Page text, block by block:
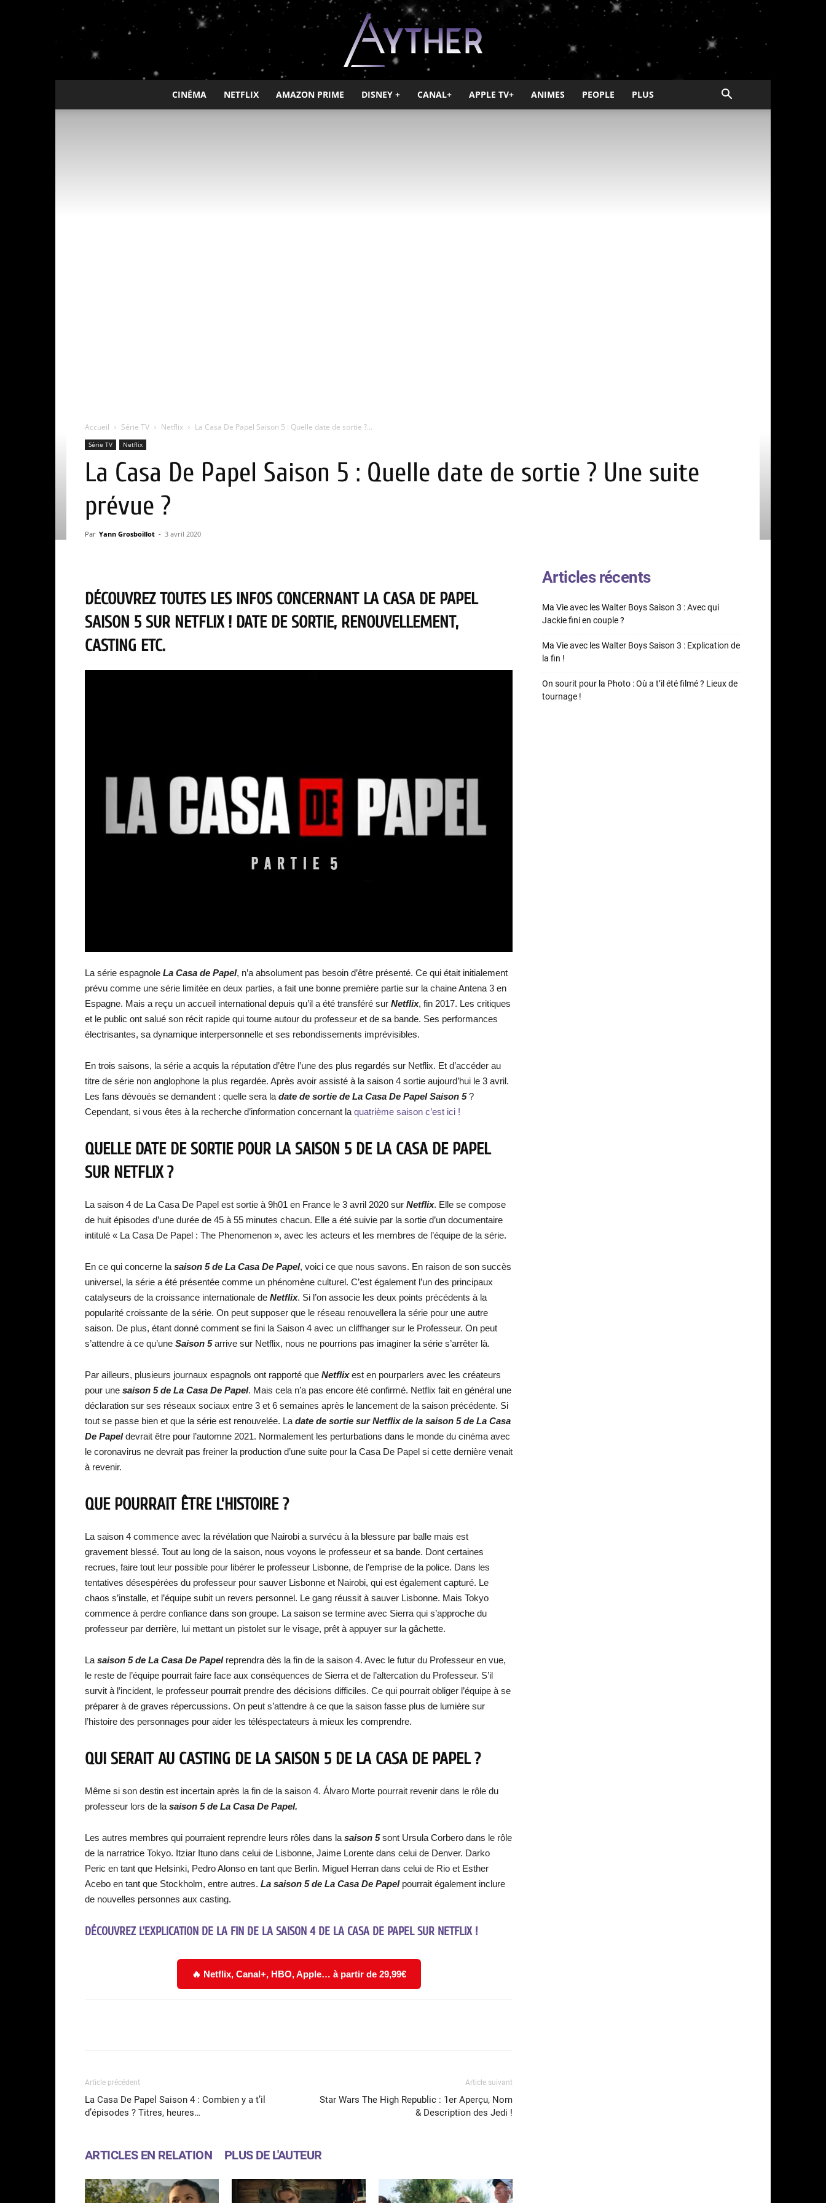
Ayther
CINÉMA NETFLIX AMAZON PRIME DISNEY + CANAL+ APPLE TV+ ANIMES PEOPLE PLUS
Accueil Série TV Netflix La Casa De Papel Saison 5 : Quelle date de sortie ?...
Série TV Netflix
La Casa De Papel Saison 5 : Quelle date de sortie ? Une suite
prévue ?
Par Yann Grosboillot - 3 avril 2020
DÉCOUVREZ TOUTES LES INFOS CONCERNANT LA CASA DE PAPEL
SAISON 5 SUR NETFLIX ! DATE DE SORTIE, RENOUVELLEMENT,
CASTING ETC.
La série espagnole La Casa de Papel, n’a absolument pas besoin d’être présenté. Ce qui était initialement
prévu comme une série limitée en deux parties, a fait une bonne première partie sur la chaine Antena 3 en
Espagne. Mais a reçu un accueil international depuis qu’il a été transféré sur Netflix, fin 2017. Les critiques
et le public ont salué son récit rapide qui tourne autour du professeur et de sa bande. Ses performances
électrisantes, sa dynamique interpersonnelle et ses rebondissements imprévisibles.
En trois saisons, la série a acquis la réputation d’être l’une des plus regardés sur Netflix. Et d’accéder au
titre de série non anglophone la plus regardée. Après avoir assisté à la saison 4 sortie aujourd’hui le 3 avril.
Les fans dévoués se demandent : quelle sera la date de sortie de La Casa De Papel Saison 5?
Cependant, si vous êtes à la recherche d’information concernant la quatrième saison c’est ici !
QUELLE DATE DE SORTIE POUR LA SAISON 5 DE LA CASA DE PAPEL
SUR NETFLIX ?
La saison 4 de La Casa De Papel est sortie à 9h01 en France le 3 avril 2020 sur Netflix. Elle se compose
de huit épisodes d’une durée de 45 à 55 minutes chacun. Elle a été suivie par la sortie d’un documentaire
intitulé « La Casa De Papel : The Phenomenon », avec les acteurs et les membres de l’équipe de la série.
En ce qui concerne la saison 5 de La Casa De Papel, voici ce que nous savons. En raison de son succès
universel, la série a été présentée comme un phénomène culturel. C’est également l’un des principaux
catalyseurs de la croissance internationale de Netflix. Si l’on associe les deux points précédents à la
popularité croissante de la série. On peut supposer que le réseau renouvellera la série pour une autre
saison. De plus, étant donné comment se fini la Saison 4 avec un cliffhanger sur le Professeur. On peut
s’attendre à ce qu’une Saison 5arrive sur Netflix, nous ne pourrions pas imaginer la série s’arrêter là.
Par ailleurs, plusieurs journaux espagnols ont rapporté que Netflixest en pourparlers avec les créateurs
pour une saison 5 de La Casa De Papel. Mais cela n’a pas encore été confirmé. Netflix fait en général une
déclaration sur ses réseaux sociaux entre 3 et 6 semaines après le lancement de la saison précédente. Si
tout se passe bien et que la série est renouvelée. La date de sortie sur Netflix de la saison 5 de La Casa
De Papeldevrait être pour l’automne 2021. Normalement les perturbations dans le monde du cinéma avec
le coronavirus ne devrait pas freiner la production d’une suite pour la Casa De Papel si cette dernière venait
à revenir.
QUE POURRAIT ÊTRE L’HISTOIRE ?
La saison 4 commence avec la révélation que Nairobi a survécu à la blessure par balle mais est
gravement blessé. Tout au long de la saison, nous voyons le professeur et sa bande. Dont certaines
recrues, faire tout leur possible pour libérer le professeur Lisbonne, de l’emprise de la police. Dans les
tentatives désespérées du professeur pour sauver Lisbonne et Nairobi, qui est également capturé. Le
chaos s’installe, et l’équipe subit un revers personnel. Le gang réussit à sauver Lisbonne. Mais Tokyo
commence à perdre confiance dans son groupe. La saison se termine avec Sierra qui s’approche du
professeur par derrière, lui mettant un pistolet sur le visage, prêt à appuyer sur la gâchette.
La saison 5 de La Casa De Papelreprendra dès la fin de la saison 4. Avec le futur du Professeur en vue,
le reste de l’équipe pourrait faire face aux conséquences de Sierra et de l’altercation du Professeur. S’il
survit à l’incident, le professeur pourrait prendre des décisions difficiles. Ce qui pourrait obliger l’équipe à se
préparer à de graves répercussions. On peut s’attendre à ce que la saison fasse plus de lumière sur
l’histoire des personnages pour aider les téléspectateurs à mieux les comprendre.
QUI SERAIT AU CASTING DE LA SAISON 5 DE LA CASA DE PAPEL ?
Même si son destin est incertain après la fin de la saison 4. Álvaro Morte pourrait revenir dans le rôle du
professeur lors de la saison 5 de La Casa De Papel.
Les autres membres qui pourraient reprendre leurs rôles dans la saison 5sont Ursula Corbero dans le rôle
de la narratrice Tokyo. Itziar Ituno dans celui de Lisbonne, Jaime Lorente dans celui de Denver. Darko
Peric en tant que Helsinki, Pedro Alonso en tant que Berlin. Miguel Herran dans celui de Rio et Esther
Acebo en tant que Stockholm, entre autres. La saison 5 de La Casa De Papelpourrait également inclure
de nouvelles personnes aux casting.
DÉCOUVREZ L’EXPLICATION DE LA FIN DE LA SAISON 4 DE LA CASA DE PAPEL SUR NETFLIX !
🔥 Netflix, Canal+, HBO, Apple… à partir de 29,99€
Article précédent
La Casa De Papel Saison 4 : Combien y a t’il
d’épisodes ? Titres, heures…
Article suivant
Star Wars The High Republic : 1er Aperçu, Nom
& Description des Jedi !
ARTICLES EN RELATION PLUS DE L'AUTEUR
Articles récents
Ma Vie avec les Walter Boys Saison 3 : Avec qui
Jackie fini en couple ?
Ma Vie avec les Walter Boys Saison 3 : Explication de
la fin !
On sourit pour la Photo : Où a t’il été filmé ? Lieux de
tournage !